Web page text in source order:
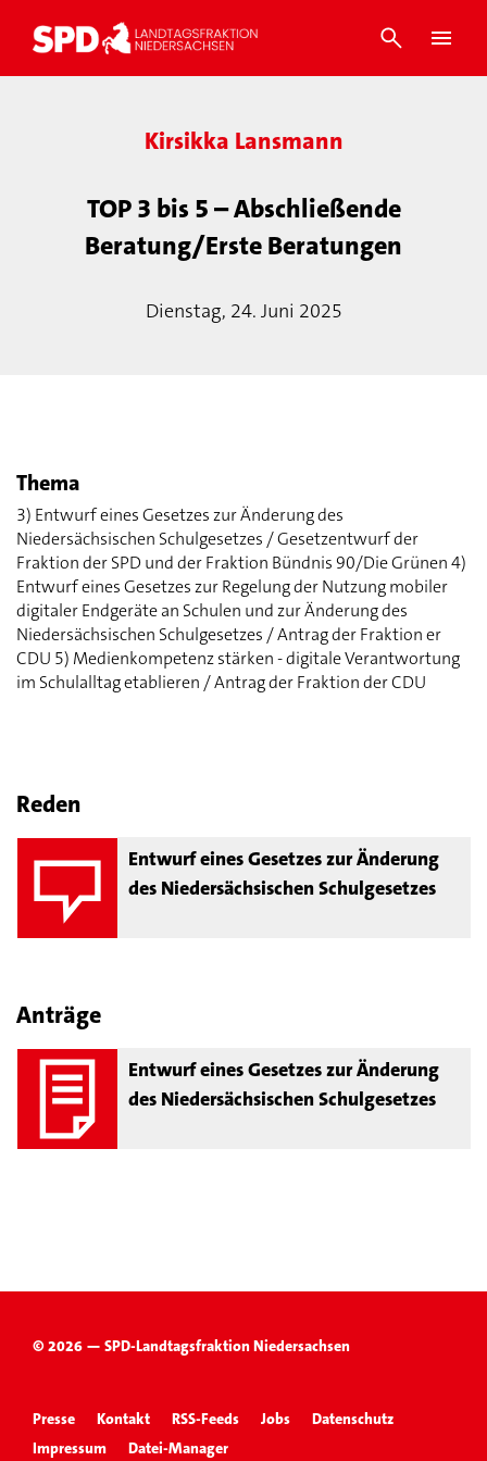
Kirsikka Lansmann
TOP 3 bis 5 – Abschließende
Beratung/Erste Beratungen
Dienstag, 24. Juni 2025
Thema
3) Entwurf eines Gesetzes zur Änderung des
Niedersächsischen Schulgesetzes / Gesetzentwurf der
Fraktion der SPD und der Fraktion Bündnis 90/Die Grünen 4)
Entwurf eines Gesetzes zur Regelung der Nutzung mobiler
digitaler Endgeräte an Schulen und zur Änderung des
Niedersächsischen Schulgesetzes / Antrag der Fraktion er
CDU 5) Medienkompetenz stärken - digitale Verantwortung
im Schulalltag etablieren / Antrag der Fraktion der CDU
Reden
Entwurf eines Gesetzes zur Änderung
des Niedersächsischen Schulgesetzes
Anträge
Entwurf eines Gesetzes zur Änderung
des Niedersächsischen Schulgesetzes
© 2026 — SPD-Landtagsfraktion Niedersachsen
Presse Kontakt RSS-Feeds Jobs
Datenschutz
Impressum
Datei-Manager